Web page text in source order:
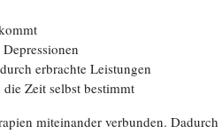
erbrachte Leistungen
Zeit selbst bestimmt
miteinander verbunden.